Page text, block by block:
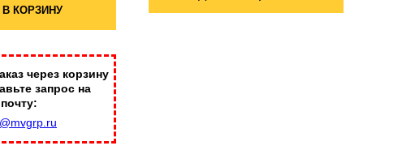
В КОРЗИНУ
через корзину
запрос на
почту: